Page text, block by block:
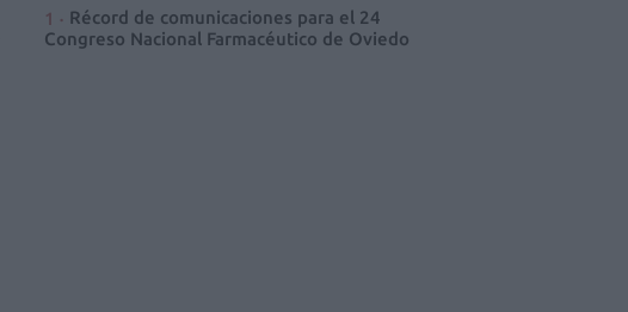
Récord de comunicaciones para el 24
Congreso Nacional Farmacéutico de Oviedo